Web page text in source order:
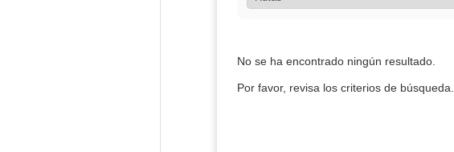
No se ha encontrado ningún resultado.
Por favor, revisa los criterios de búsqueda.